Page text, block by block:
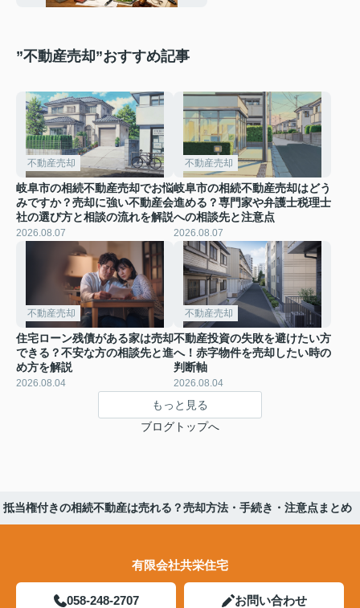
”不動産売却”おすすめ記事
不動産売却
岐阜市の相続不動産売却でお悩
みですか？売却に強い不動産会
社の選び方と相談の流れを解説
2026.08.07
不動産売却
岐阜市の相続不動産売却はどう
進める？専門家や弁護士税理士
への相談先と注意点
2026.08.07
不動産売却
住宅ローン残債がある家は売却
できる？不安な方の相談先と進
め方を解説
2026.08.04
不動産売却
不動産投資の失敗を避けたい方
へ！赤字物件を売却したい時の
判断軸
2026.08.04
もっと見る
ブログトップへ
抵当権付きの相続不動産は売れる？売却方法・手続き・注意点まとめ
有限会社共栄住宅
058-248-2707 お問い合わせ